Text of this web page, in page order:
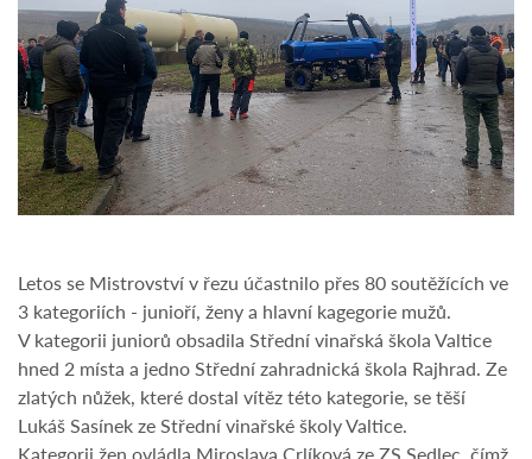
Letos se Mistrovství v řezu účastnilo přes 80 soutěžících ve
3 kategoriích - junioří, ženy a hlavní kagegorie mužů.
V kategorii juniorů obsadila Střední vinařská škola Valtice
hned 2 místa a jedno Střední zahradnická škola Rajhrad. Ze
zlatých nůžek, které dostal vítěz této kategorie, se těší
Lukáš Sasínek ze Střední vinařské školy Valtice.